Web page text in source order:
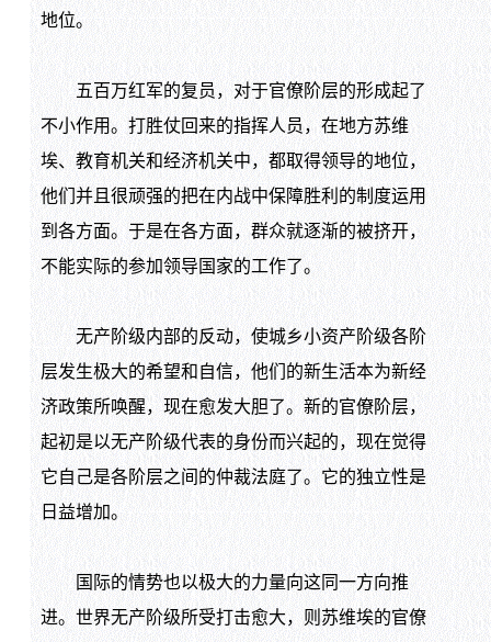
地位。
五百万红军的复员，对于官僚阶层的形成起了
不小作用。打胜仗回来的指挥人员，在地方苏维
埃、教育机关和经济机关中，都取得领导的地位，
他们并且很顽强的把在内战中保障胜利的制度运用
到各方面。于是在各方面，群众就逐渐的被挤开，
不能实际的参加领导国家的工作了。
无产阶级内部的反动，使城乡小资产阶级各阶
层发生极大的希望和自信，他们的新生活本为新经
济政策所唤醒，现在愈发大胆了。新的官僚阶层，
起初是以无产阶级代表的身份而兴起的，现在觉得
它自己是各阶层之间的仲裁法庭了。它的独立性是
日益增加。
国际的情势也以极大的力量向这同一方向推
进。世界无产阶级所受打击愈大，则苏维埃的官僚